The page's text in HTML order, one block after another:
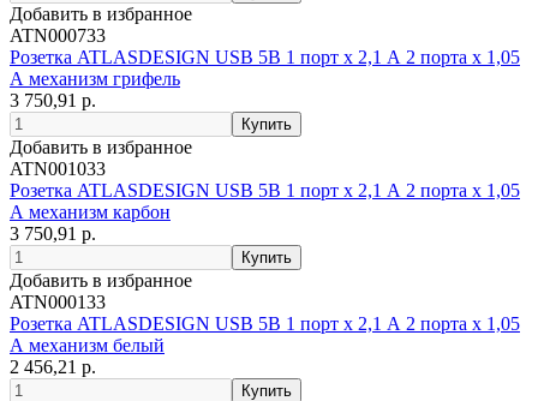
Добавить в избранное
ATN000733
Розетка ATLASDESIGN USB 5В 1 порт x 2,1 А 2 порта х 1,05
А механизм грифель
3 750,91 р.
Добавить в избранное
ATN001033
Розетка ATLASDESIGN USB 5В 1 порт x 2,1 А 2 порта х 1,05
А механизм карбон
3 750,91 р.
Добавить в избранное
ATN000133
Розетка ATLASDESIGN USB 5В 1 порт x 2,1 А 2 порта х 1,05
А механизм белый
2 456,21 р.